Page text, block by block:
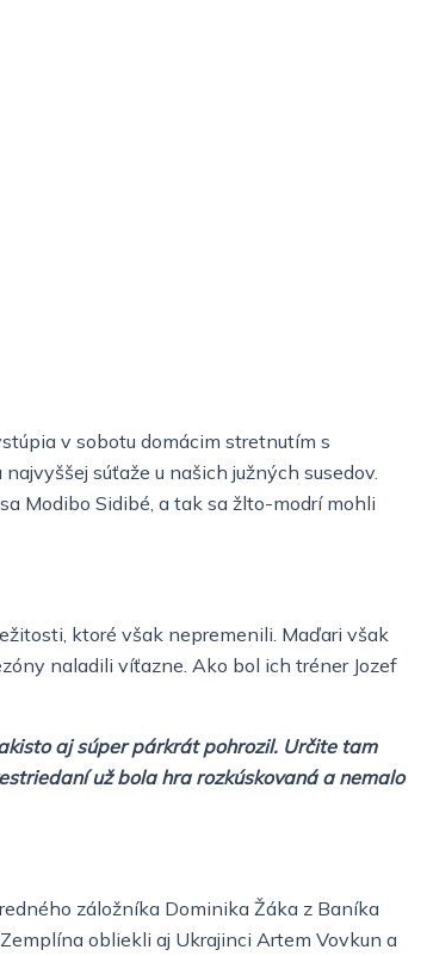
v sobotu domácim stretnutím s
súťaže u našich južných susedov.
Modibo Sidibé, a tak sa žlto-modrí mohli
ktoré však nepremenili. Maďari však
naladili víťazne. Ako bol ich tréner Jozef
aj súper párkrát pohrozil. Určite tam
už bola hra rozkúskovaná a nemalo
záložníka Dominika Žáka z Baníka
obliekli aj Ukrajinci Artem Vovkun a